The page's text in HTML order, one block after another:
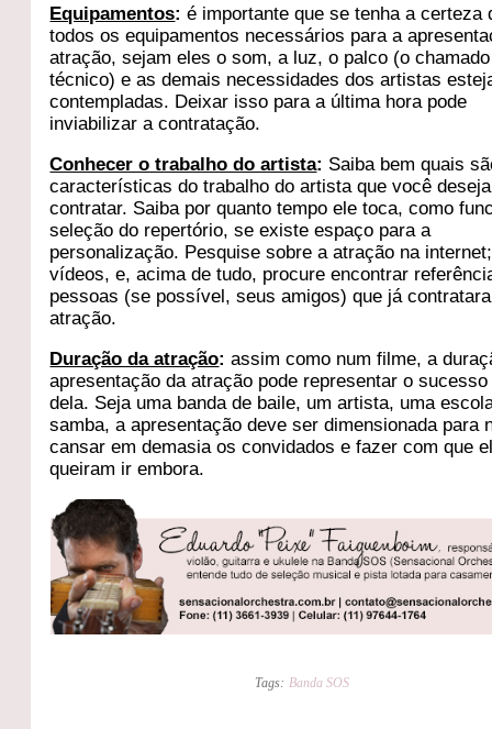
Equipamentos: é importante que se tenha a certeza
todos os equipamentos necessários para a
atração, sejam eles o som, a luz, o palco (o
técnico) e as demais necessidades dos artistas
contempladas. Deixar isso para a última hora pode
inviabilizar a contratação.
Conhecer o trabalho do artista: Saiba bem quais
características do trabalho do artista que você deseja
contratar. Saiba por quanto tempo ele toca, como
seleção do repertório, se existe espaço para a
personalização. Pesquise sobre a atração na
vídeos, e, acima de tudo, procure encontrar
pessoas (se possível, seus amigos) que já
atração.
Duração da atração: assim como num filme, a
apresentação da atração pode representar o sucesso
dela. Seja uma banda de baile, um artista, uma
samba, a apresentação deve ser dimensionada para
cansar em demasia os convidados e fazer com que
queiram ir embora.
Tags: Banda SOS